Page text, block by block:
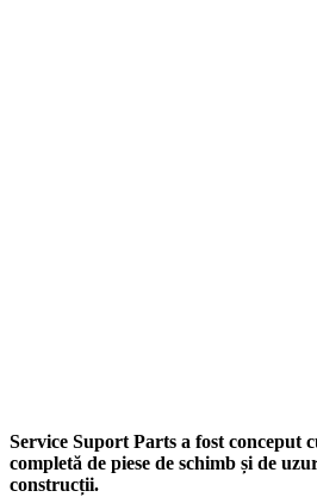
Service Suport Parts a fost conceput
completă de piese de schimb și de
construcții.